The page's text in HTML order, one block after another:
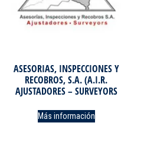
ASESORIAS, INSPECCIONES Y
RECOBROS, S.A. (A.I.R.
AJUSTADORES – SURVEYORS
Más información